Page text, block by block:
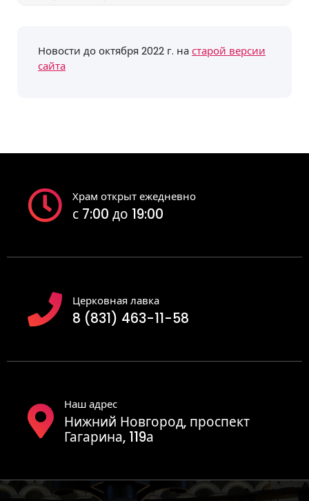
Новости до октября 2022 г. настарой версии
сайта
Храм открыт ежедневно
с 7:00 до 19:00
Церковная лавка
8 (831) 463-11-58
Наш адрес
Нижний Новгород, проспект
Гагарина, 119а